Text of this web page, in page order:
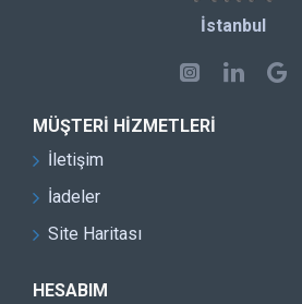
İstanbul
MÜŞTERI HIZMETLERI
İletişim
İadeler
Site Haritası
HESABIM